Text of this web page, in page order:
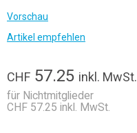
Vorschau
Artikel empfehlen
CHF 57.25 inkl. MwSt.
für Nichtmitglieder
CHF 57.25 inkl. MwSt.